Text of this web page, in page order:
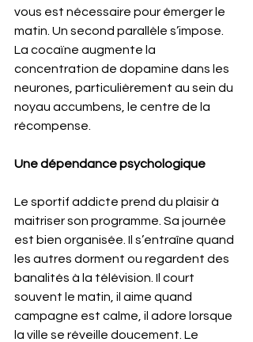
vous est nécessaire pour émerger le
matin. Un second parallèle s’impose.
La cocaïne augmente la
concentration de dopamine dans les
neurones, particulièrement au sein du
noyau accumbens, le centre de la
récompense.
Une dépendance psychologique
Le sportif addicte prend du plaisir à
maitriser son programme. Sa journée
est bien organisée. Il s’entraîne quand
les autres dorment ou regardent des
banalités à la télévision. Il court
souvent le matin, il aime quand
campagne est calme, il adore lorsque
la ville se réveille doucement. Le